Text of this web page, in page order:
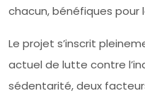
chacun, bénéfiques pour
Le projet s’inscrit
actuel de lutte contre
sédentarité, deux